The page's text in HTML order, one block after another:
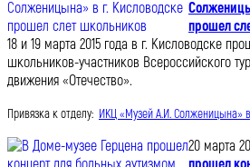
прошел
18 и 19 марта 2015 года в г. Кисловодске
школьников-участников Всероссийского
движения «Отечество».
Привязка к отделу: ИКЦ «Музей А.И. Солженицына»
20 марта